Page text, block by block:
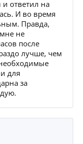
ответил на
И во время
Правда,
не
после
лучше, чем
для
за